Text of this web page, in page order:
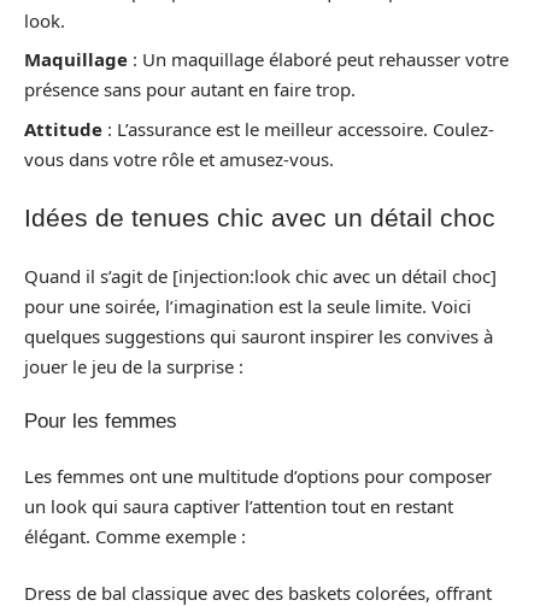
look.
Maquillage : Un maquillage élaboré peut rehausser votre
présence sans pour autant en faire trop.
Attitude : L’assurance est le meilleur accessoire. Coulez-
vous dans votre rôle et amusez-vous.
Idées de tenues chic avec un détail choc
Quand il s’agit de [injection:look chic avec un détail choc]
pour une soirée, l’imagination est la seule limite. Voici
quelques suggestions qui sauront inspirer les convives à
jouer le jeu de la surprise :
Pour les femmes
Les femmes ont une multitude d’options pour composer
un look qui saura captiver l’attention tout en restant
élégant. Comme exemple :
Dress de bal classique avec des baskets colorées, offrant